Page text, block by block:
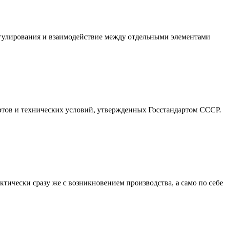
и взаимодействие между отдельными элементами
и технических условий, утвержденных Госстандартом СССР.
сразу же с возникновением производства, а само по себе